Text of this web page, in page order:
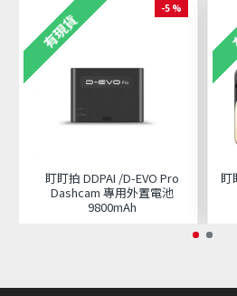
有現貨
-5 %
盯盯拍 DDPAI /D-EVO Pro
Dashcam 專用外置電池
9800mAh
盯